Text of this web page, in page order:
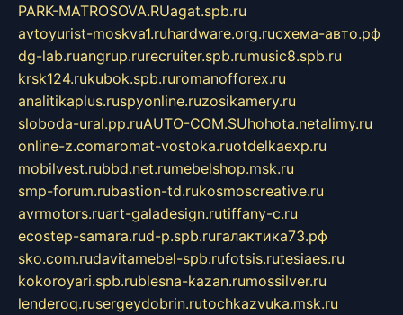
PARK-MATROSOVA.RUagat.spb.ru
avtoyurist-moskva1.ruhardware.org.ruсхема-авто.рф
dg-lab.ruangrup.rurecruiter.spb.rumusic8.spb.ru
krsk124.rukubok.spb.ruromanofforex.ru
analitikaplus.ruspyonline.ruzosikamery.ru
sloboda-ural.pp.ruAUTO-COM.SUhohota.netalimy.ru
online-z.comaromat-vostoka.ruotdelkaexp.ru
mobilvest.rubbd.net.rumebelshop.msk.ru
smp-forum.rubastion-td.rukosmoscreative.ru
avrmotors.ruart-galadesign.rutiffany-c.ru
ecostep-samara.rud-p.spb.ruгалактика73.рф
sko.com.rudavitamebel-spb.rufotsis.rutesiaes.ru
kokoroyari.spb.rublesna-kazan.rumossilver.ru
lenderoq.rusergeydobrin.rutochkazvuka.msk.ru